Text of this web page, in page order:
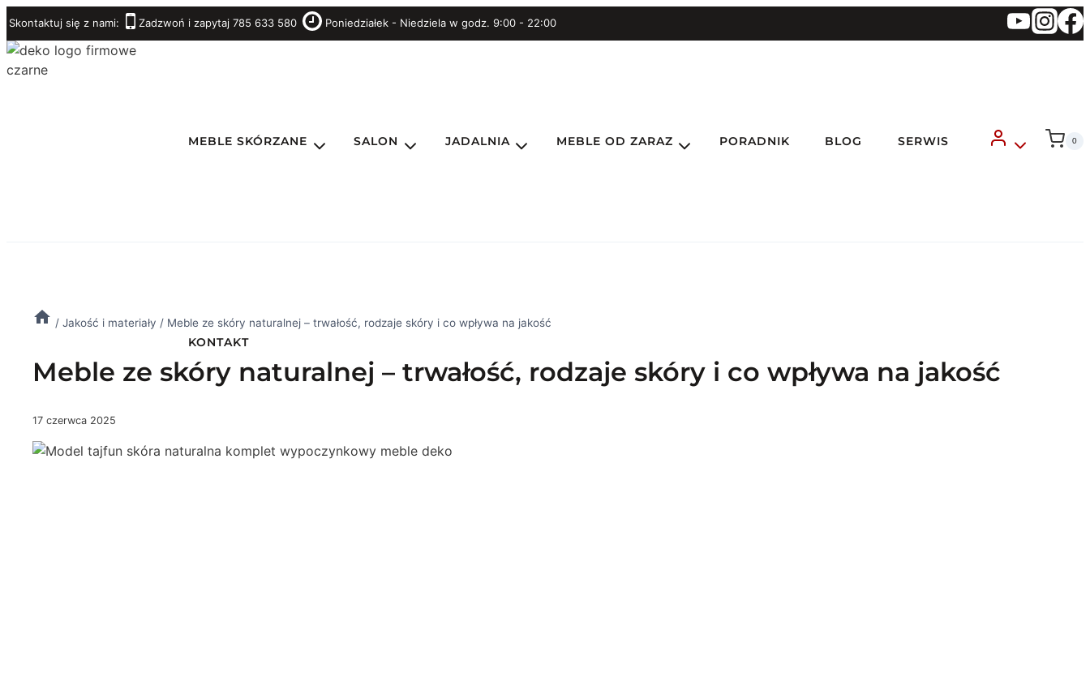
Przejdź
treści
Skontaktuj się z nami: Zadzwoń i zapytaj 785 633 580 Poniedziałek - Niedziela w godz. 9:00 - 22:00
MEBLE SKÓRZANE SALON JADALNIA MEBLE OD ZARAZ PORADNIK BLOG SERWIS
KONTAKT
0
/ Jakość i materiały / Meble ze skóry naturalnej – trwałość, rodzaje skóry i co wpływa na jakość
Meble ze skóry naturalnej – trwałość, rodzaje skóry i co wpływa na jakość
17 czerwca 2025